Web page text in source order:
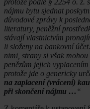
protože podle § 2254 o. z.
nájmu bytu sjednat
důvodové zprávy k
literatury, peněžní
stávají vlastnictvím
li složeny na bankovní
nimi, strany si však
penězům jejich
protože jde o genericky
na zaplacení (vrácení)
při skončení nájmu … “